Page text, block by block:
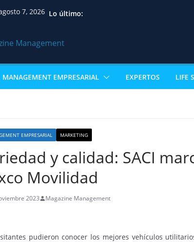
7, 2026 Lo último:
MANAGEMENT EMPRESARIAL EXPERTOS LIFE
EMPRESARIAL MARKETING
y calidad: SACI
Movilidad
2023 Magazine Management
pudieron conocer los mejores vehículos